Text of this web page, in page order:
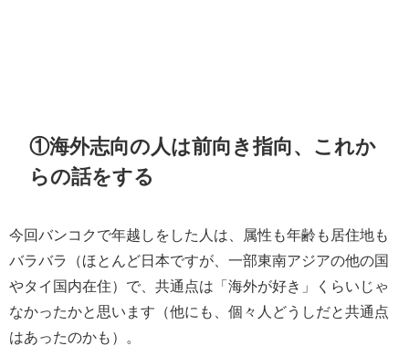
①海外志向の人は前向き指向、これか
らの話をする
今回バンコクで年越しをした人は、属性も年齢も居住地も
バラバラ（ほとんど日本ですが、一部東南アジアの他の国
やタイ国内在住）で、共通点は「海外が好き」くらいじゃ
なかったかと思います（他にも、個々人どうしだと共通点
はあったのかも）。